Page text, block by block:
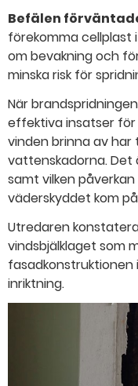
Befälen
förekomma cellplast
om bevakning och
minska risk för
När
effektiva insatser
vinden brinna av
vattenskadorna.
samt vilken
väderskyddet kom
Utredaren
vindsbjälklaget som
fasadkonstruktionen
inriktning.